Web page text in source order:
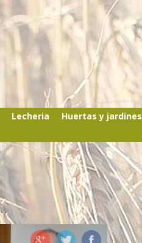
Lecheria Huertas y jardines